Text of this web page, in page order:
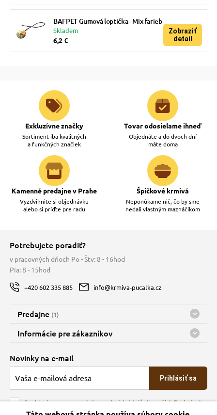
BAFPET Gumová loptička - Mix farieb
Skladem
6,2 €
Zobraziť
detail
Exkluzívne značky
Sortiment iba kvalitných
a funkčných značiek
Tovar odosielame ihneď
Objednáte a do dvoch dní
máte doma
Kamenné predajne v Prahe
Vyzdvihnite si objednávku
alebo si príďte pre radu
Špičkové krmivá
Neponúkame nič, čo by sme
nedali vlastným maznáčikom
Potrebujete poradiť?
v pracovných dňoch Po - Štv: 8 - 16hod
Pia: 8 - 15hod
+420 602 335 885 info@krmiva-pucalka.cz
Predajne (1)
Predajňa a sklad Kbely
Bohužiaľ, momentálne máme zatvorené
Informácie pre zákazníkov
O spoločnosti
Veľkoobchod
Obchodné podmienky
Novinky na e-mail
Prihlásiť sa
Souhlasím se zpracováním osobních údajů dle našichPodmínek
ochrany osobních údajů